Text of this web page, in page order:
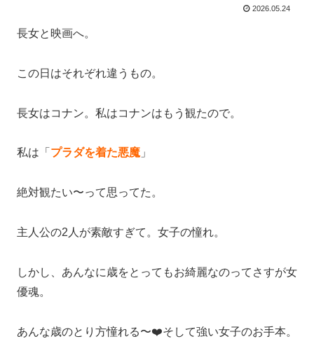
2026.05.24
長女と映画へ。
この日はそれぞれ違うもの。
長女はコナン。私はコナンはもう観たので。
私は「 プラダを着た悪魔」
絶対観たい〜って思ってた。
主人公の2人が素敵すぎて。女子の憧れ。
しかし、あんなに歳をとってもお綺麗なのってさすが女
優魂。
あんな歳のとり方憧れる〜❤️そして強い女子のお手本。